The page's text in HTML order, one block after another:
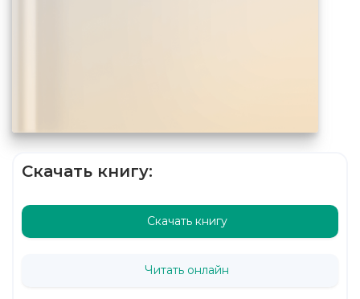
Скачать книгу:
Скачать книгу
Читать онлайн